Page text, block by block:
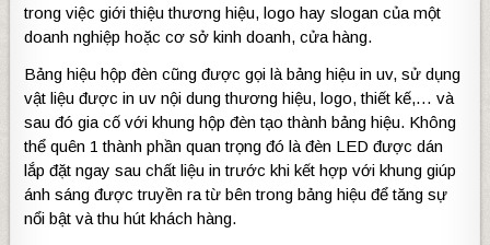
trong việc giới thiệu thương hiệu, logo hay slogan của một
doanh nghiệp hoặc cơ sở kinh doanh, cửa hàng.
Bảng hiệu hộp đèn cũng được gọi là bảng hiệu in uv, sử dụng
vật liệu được in uv nội dung thương hiệu, logo, thiết kế,… và
sau đó gia cố với khung hộp đèn tạo thành bảng hiệu. Không
thể quên 1 thành phần quan trọng đó là đèn LED được dán
lắp đặt ngay sau chất liệu in trước khi kết hợp với khung giúp
ánh sáng được truyền ra từ bên trong bảng hiệu để tăng sự
nổi bật và thu hút khách hàng.